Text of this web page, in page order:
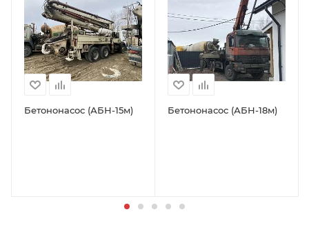
Бетононасос (АБН-15м) Бетононасос (АБН-18м)